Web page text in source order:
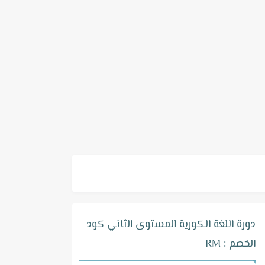
دورة اللغة الكورية المستوى الثاني كود
الخصم : RM